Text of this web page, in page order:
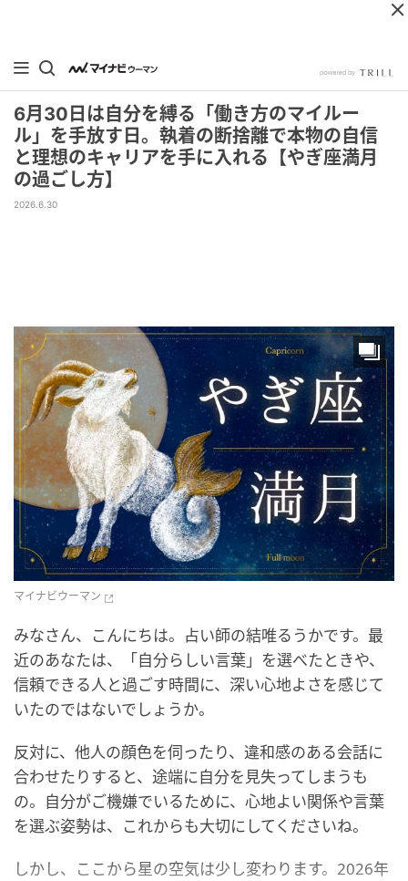
6月30日は自分を縛る「働き方のマイルー
ル」を手放す日。執着の断捨離で本物の自信
と理想のキャリアを手に入れる【やぎ座満月
の過ごし方】
2026.6.30
マイナビウーマン
みなさん、こんにちは。占い師の結唯るうかです。最
近のあなたは、「自分らしい言葉」を選べたときや、
信頼できる人と過ごす時間に、深い心地よさを感じて
いたのではないでしょうか。
反対に、他人の顔色を伺ったり、違和感のある会話に
合わせたりすると、途端に自分を見失ってしまうも
の。自分がご機嫌でいるために、心地よい関係や言葉
を選ぶ姿勢は、これからも大切にしてくださいね。
しかし、ここから星の空気は少し変わります。2026年